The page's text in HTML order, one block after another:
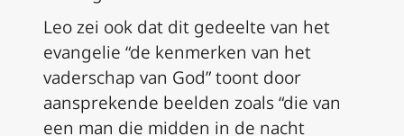
Leo zei ook dat dit gedeelte van het
evangelie “de kenmerken van het
vaderschap van God” toont door
aansprekende beelden zoals “die van
een man die midden in de nacht